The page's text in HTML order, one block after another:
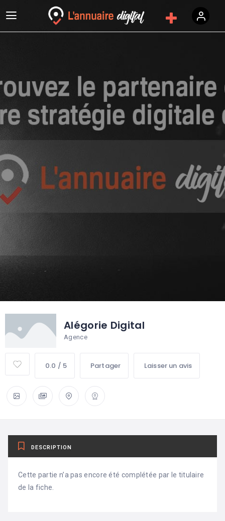
Alégorie Digital
Agence
0.0 / 5 Partager Laisser un avis
DESCRIPTION
Cette partie n’a pas encore été complétée par le titulaire
de la fiche.